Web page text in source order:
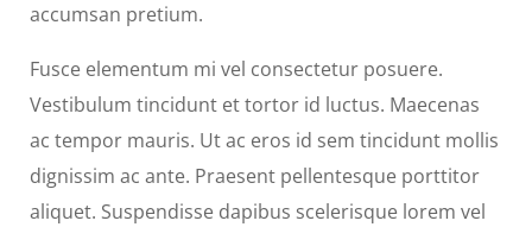
accumsan pretium.
Fusce elementum mi vel consectetur posuere.
Vestibulum tincidunt et tortor id luctus. Maecenas
ac tempor mauris. Ut ac eros id sem tincidunt mollis
dignissim ac ante. Praesent pellentesque porttitor
aliquet. Suspendisse dapibus scelerisque lorem vel